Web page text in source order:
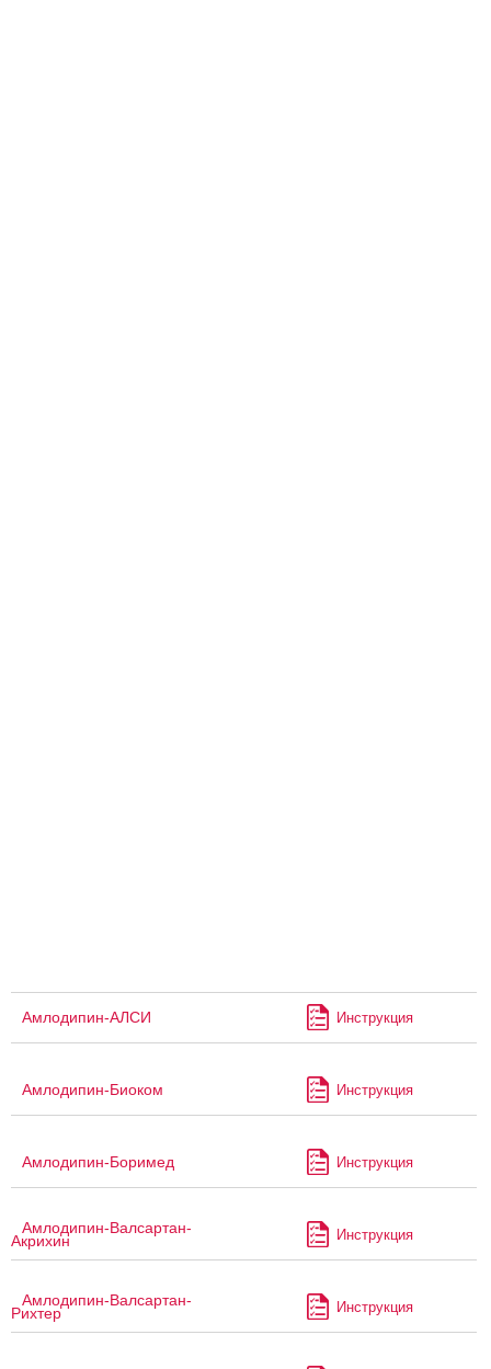
Амлодипин-АЛСИ Инструкция
Амлодипин-Биоком Инструкция
Амлодипин-Боримед Инструкция
Амлодипин-Валсартан-
Акрихин Инструкция
Амлодипин-Валсартан-
Рихтер Инструкция